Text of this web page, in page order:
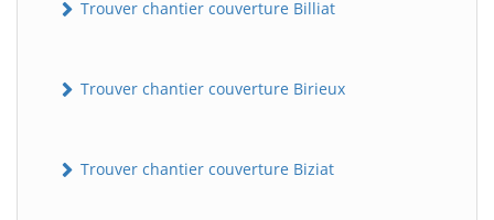
Trouver chantier couverture Billiat
Trouver chantier couverture Birieux
Trouver chantier couverture Biziat